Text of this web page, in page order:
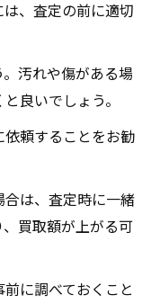
る
場トレンド
、査定の前に適切
汚れや傷がある場
良いでしょう。
頼することをお勧
は、査定時に一緒
買取額が上がる可
に調べておくこと